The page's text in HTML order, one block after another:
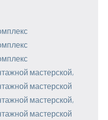
мастерской,
мастерской
мастерской,
мастерской